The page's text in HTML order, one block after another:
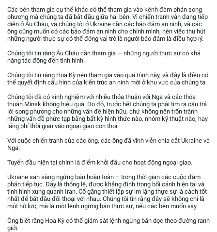
Các bên tham gia cụ thể khác có thể tham gia vào kênh đàm phán song
phương mà chúng ta đã bắt đầu giữa hai bên. Vì chiến tranh vẫn đang tiếp
diễn ở Âu Châu, và chúng tôi ở Ukraine cần các bảo đảm an ninh, và các
ông cũng muốn có các bảo đảm an ninh cho chính mình, nên việc thu hút
những người thực sự có thể đóng vai trò là người bảo đảm là điều hợp lý.
Chúng tôi tin rằng Âu Châu cần tham gia — những người thực sự có khả
năng tác động đến tình hình.
Chúng tôi tin rằng Hoa Kỳ nên tham gia vào quá trình này, và đây là điều có
thể quyết định cấu hình của kiến trúc an ninh mới ở khu vực của chúng ta.
Chúng tôi đã có kinh nghiệm với nhiều thỏa thuận với Nga và các thỏa
thuận Minsk không hiệu quả. Do đó, trước hết chúng ta phải tìm ra câu trả
lời song phương cho những vấn đề hiện hữu, chứ không nên trốn tránh
những vấn đề phức tạp bằng bất kỳ hình thức nào, nhóm kỹ thuật nào, hay
lãng phí thời gian vào ngoại giao con thoi.
Với cuộc chiến tranh của các ông, các ông đã vĩnh viễn chia cắt Ukraine và
Nga.
Tuyến đầu hiện tại chính là điểm khởi đầu cho hoạt động ngoại giao.
Ukraine sẵn sàng ngừng bắn hoàn toàn – trong thời gian các cuộc đàm
phán tiếp tục. Đây là thông lệ, được khẳng định trong bối cảnh hiện tại và
tình hình xung quanh Iran. Cố gắng thiết lập sự im lặng thực sự là cách tốt
nhất để bắt đầu đối thoại với nhau. Chúng tôi tin rằng đây sẽ không chỉ là
một nỗ lực, mà là một lệnh ngừng bắn thực sự, nếu các bên muốn vậy.
Ông biết rằng Hoa Kỳ có thể giám sát lệnh ngừng bắn dọc theo đường ranh
giới.